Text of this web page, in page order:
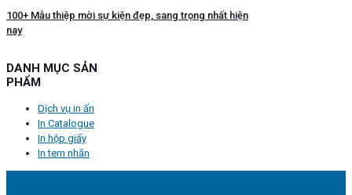
100+ Mẫu thiệp mời sự kiện đẹp, sang trọng nhất hiện
nay
DANH MỤC SẢN
PHẨM
Dịch vụ in ấn
In Catalogue
In hộp giấy
In tem nhãn